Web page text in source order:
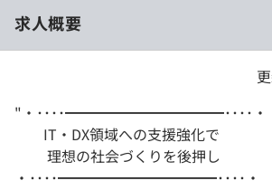
求人概要
"・････━━━━━━━━━━━････・
IT・DX領域への支援強化で
理想の社会づくりを後押し
・････━━━━━━━━━━━････・